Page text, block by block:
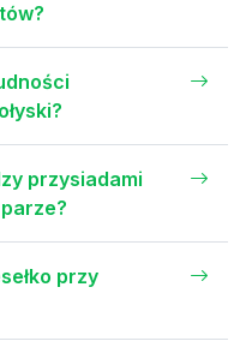
przysiadami
przy